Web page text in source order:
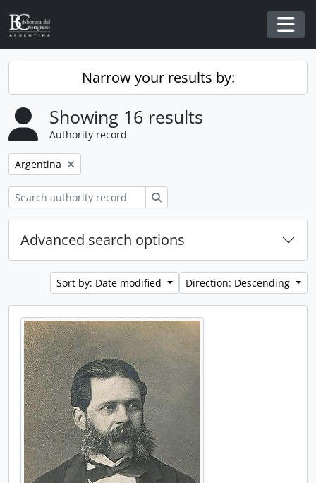
Skip to main content
Narrow your results by:
Showing 16 results
Authority record
Remove filter:
Argentina
Advanced search options
Sort by: Date modified Direction: Descending